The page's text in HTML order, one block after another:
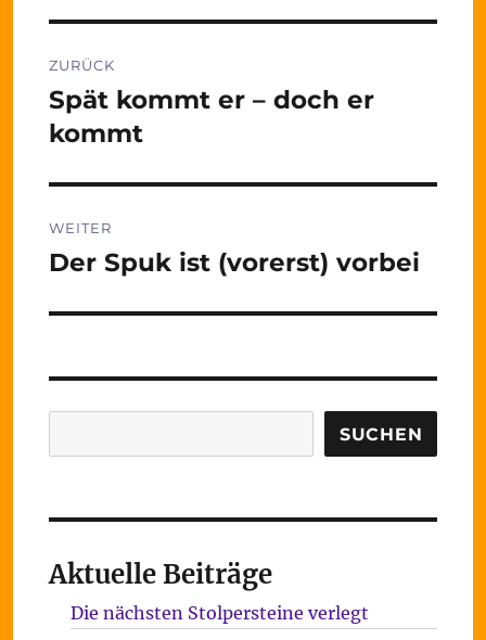
ZURÜCK
Vorheriger
Beitrag:
Spät kommt er – doch er
kommt
WEITER
Nächster
Der Spuk ist (vorerst) vorbei
SUCHEN
Aktuelle Beiträge
Die nächsten Stolpersteine verlegt